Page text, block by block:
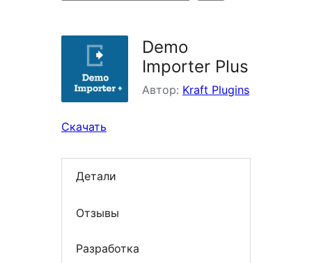
Demo
Importer Plus
Автор: Kraft Plugins
Скачать
Детали
Отзывы
Разработка